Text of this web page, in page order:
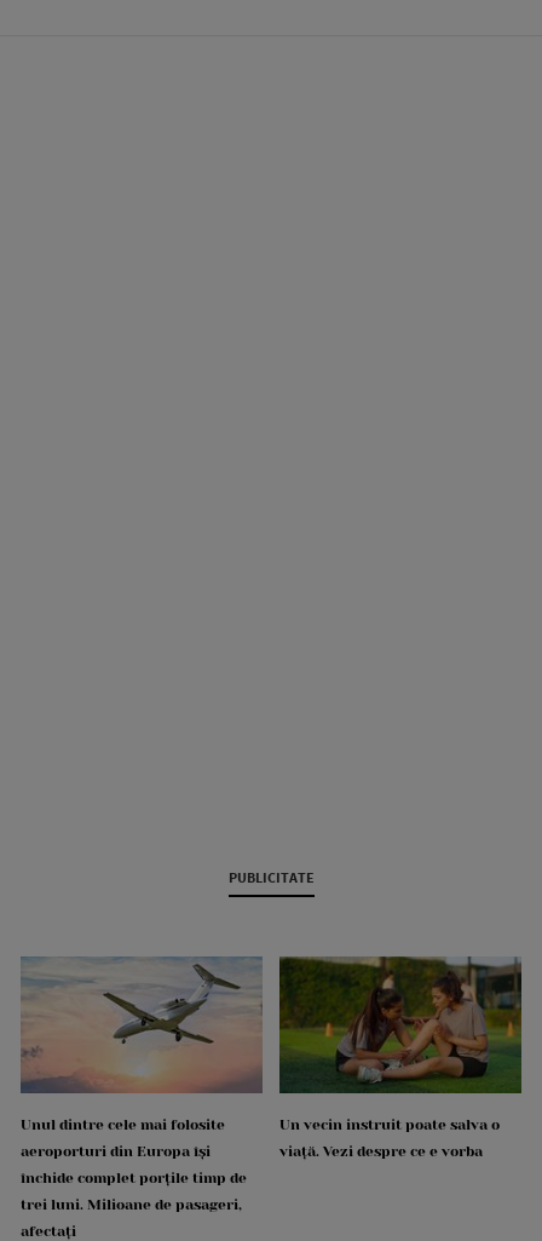
PUBLICITATE
Unul dintre cele mai folosite
aeroporturi din Europa își
închide complet porțile timp de
trei luni. Milioane de pasageri,
afectați
Un vecin instruit poate salva o
viață. Vezi despre ce e vorba